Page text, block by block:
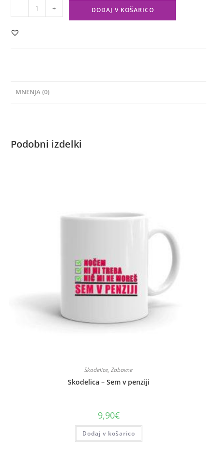
- + DODAJ V KOŠARICO
MNENJA (0)
Podobni izdelki
Skodelice, Zabavne
Skodelica – Sem v penziji
9,90€
Dodaj v košarico